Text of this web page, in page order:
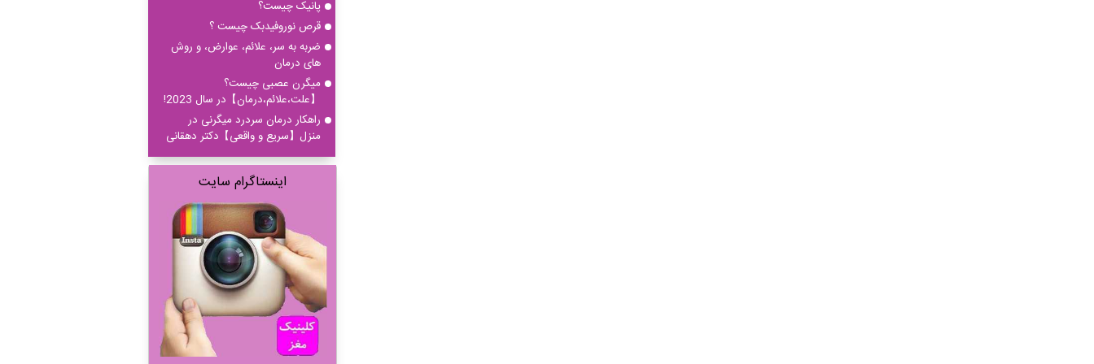
پانیک چیست؟
قرص نوروفیدبک چیست ؟
ضربه به سر، علائم، عوارض، و روش
های درمان
میگرن عصبی چیست؟
【علت،علائم،درمان】در سال 2023!
راهکار درمان سردرد میگرنی در
منزل【سریع و واقعی】دکتر دهقانی
اینستاگرام سایت